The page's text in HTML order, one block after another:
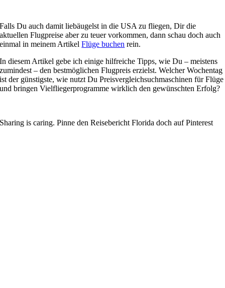
Falls Du auch damit liebäugelst in die USA zu fliegen, Dir die
aktuellen Flugpreise aber zu teuer vorkommen, dann schau doch auch
einmal in meinem ArtikelFlüge buchen rein.
In diesem Artikel gebe ich einige hilfreiche Tipps, wie Du – meistens
zumindest – den bestmöglichen Flugpreis erzielst. Welcher Wochentag
ist der günstigste, wie nutzt Du Preisvergleichsuchmaschinen für Flüge
und bringen Vielfliegerprogramme wirklich den gewünschten Erfolg?
Sharing is caring. Pinne den Reisebericht Florida doch auf Pinterest